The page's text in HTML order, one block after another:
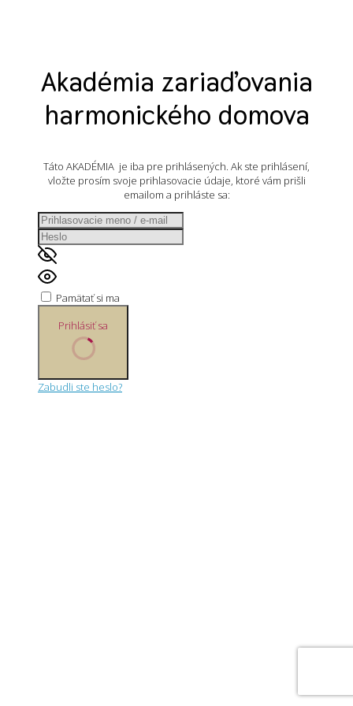
Akadémia zariaďovania
harmonického domova
Táto AKADÉMIA je iba pre prihlásených. Ak ste prihlásení,
vložte prosím svoje prihlasovacie údaje, ktoré vám prišli
emailom a prihláste sa:
Pamätať si ma
Prihlásiť sa
Zabudli ste heslo?